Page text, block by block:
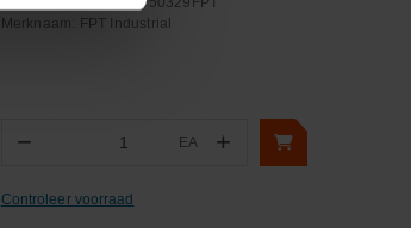
Merknaam: FPT Industrial
− EA +
Controleer voorraad